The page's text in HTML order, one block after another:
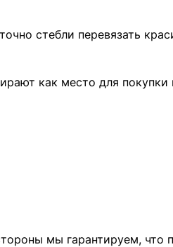
стебли перевязать
как место для
мы гарантируем,